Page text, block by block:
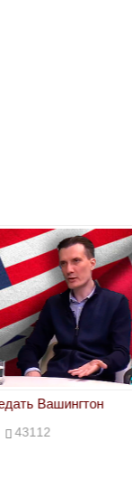
Вашингтон
43112